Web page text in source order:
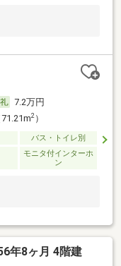
7.2万円
2）
バス・トイレ別
モニタ付インターホ
ン
年8ヶ月 4階建